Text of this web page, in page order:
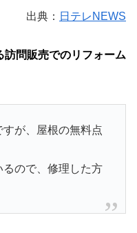
出典： 日テレNEWS
訪問販売でのリフォーム
すが、屋根の無料点
るので、修理した方